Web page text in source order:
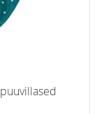
puuvillased